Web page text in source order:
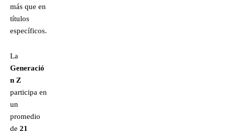
más que en
títulos
específicos.
La
Generació
n Z
participa en
un
promedio
de 21